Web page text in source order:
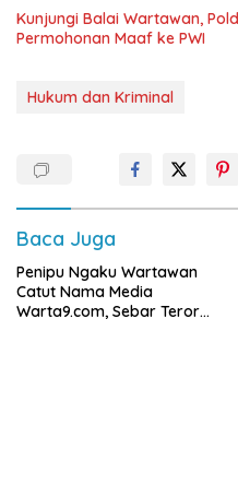
Kunjungi Balai Wartawan,
Permohonan Maaf ke PWI
Hukum dan Kriminal
Baca Juga
Penipu Ngaku Wartawan
Catut Nama Media
Warta9.com, Sebar Teror